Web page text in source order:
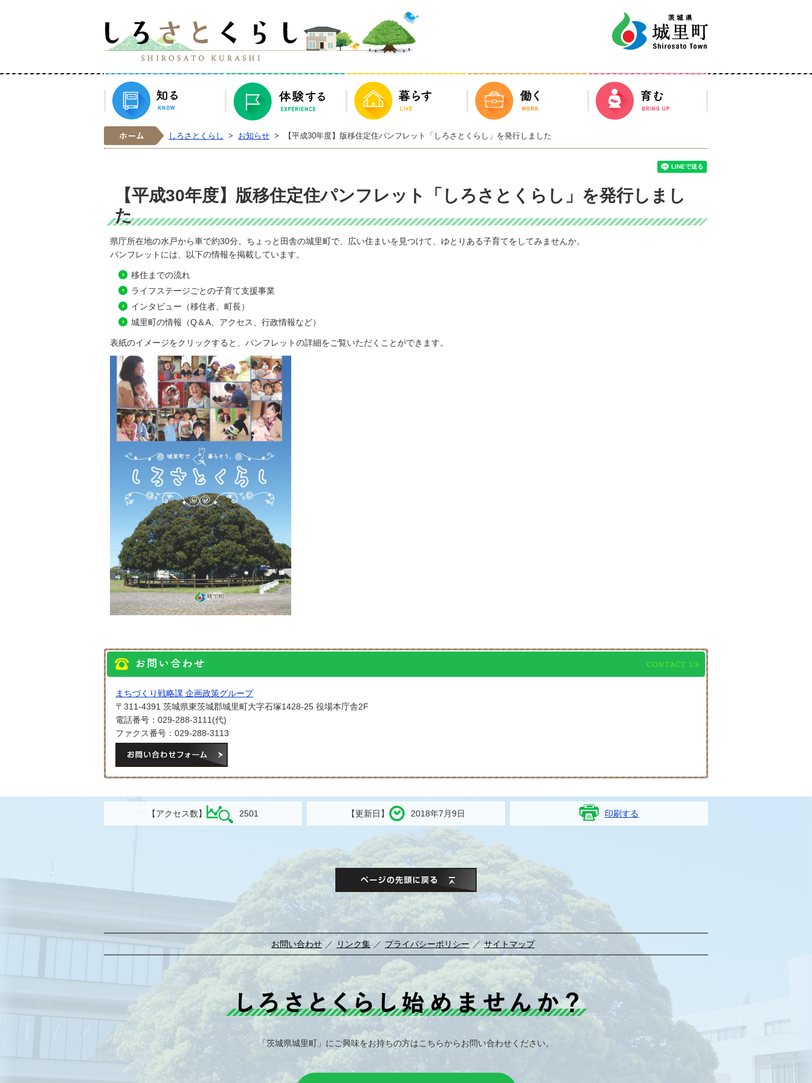
体験する 暮らす
ホーム
しろさとくらし > お知らせ > 【平成30年度】版移住定住パンフレット「しろさとくらし」を発行しました
【平成30年度】版移住定住パンフレット「しろさとくらし」を発行しまし
た
県庁所在地の水戸から車で約30分。ちょっと田舎の城里町で、広い住まいを見つけて、ゆとりある子育てをしてみませんか。
パンフレットには、以下の情報を掲載しています。
移住までの流れ
ライフステージごとの子育て支援事業
インタビュー（移住者、町長）
城里町の情報（Q＆A、アクセス、行政情報など）
表紙のイメージをクリックすると、パンフレットの詳細をご覧いただくことができます。
問い合わせ先
まちづくり戦略課 企画政策グループ
〒311-4391 茨城県東茨城郡城里町大字石塚1428-25 役場本庁舎2F
電話番号：029-288-3111(代)
ファクス番号：029-288-3113
【アクセス数】 2501 【更新日】 2018年7月9日 印刷する
このページの先頭へ戻る
お問い合わせ ／ リンク集 ／ プライバシーポリシー ／ サイトマップ
しろさとくらし始めませんか？
「茨城県城里町」にご興味をお持ちの方はこちらからお問い合わせください。